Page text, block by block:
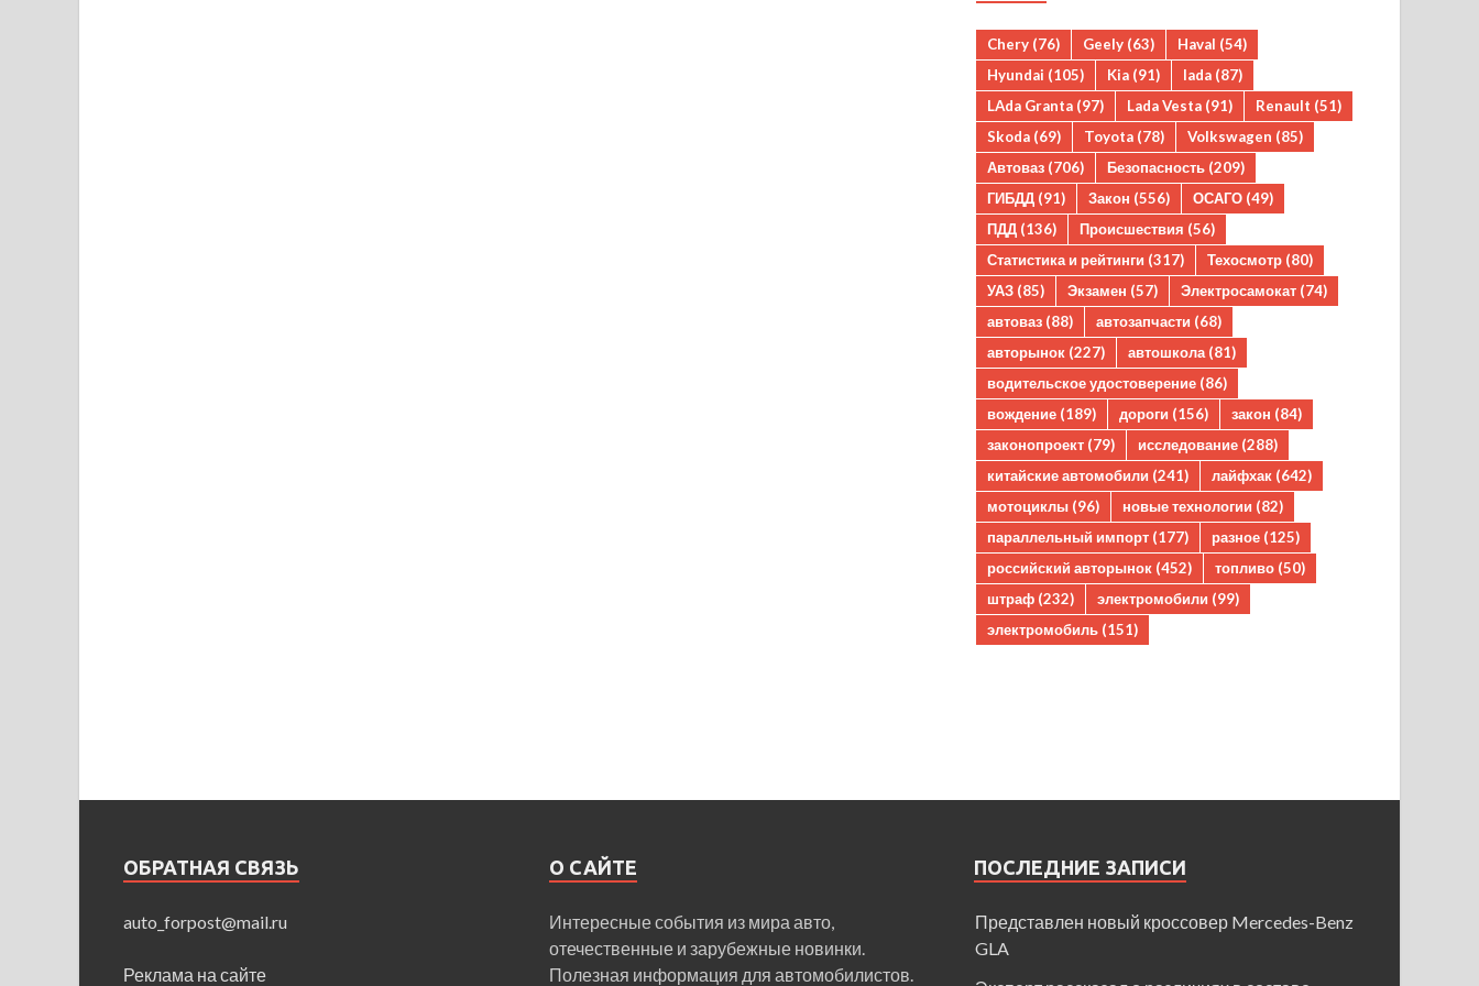
Chery (76) Geely (63) Haval (54)
Hyundai (105) Kia (91) lada (87)
LAda Granta (97) Lada Vesta (91) Renault (51)
Skoda (69) Toyota (78) Volkswagen (85)
Автоваз (706) Безопасность (209)
ГИБДД (91) Закон (556) ОСАГО (49)
ПДД (136) Происшествия (56)
Статистика и рейтинги (317) Техосмотр (80)
УАЗ (85) Экзамен (57) Электросамокат (74)
автоваз (88) автозапчасти (68)
авторынок (227) автошкола (81)
водительское удостоверение (86)
вождение (189) дороги (156) закон (84)
законопроект (79) исследование (288)
китайские автомобили (241) лайфхак (642)
мотоциклы (96) новые технологии (82)
параллельный импорт (177) разное (125)
российский авторынок (452) топливо (50)
штраф (232) электромобили (99)
электромобиль (151)
ОБРАТНАЯ СВЯЗЬ
auto_forpost@mail.ru
Реклама на сайте
О САЙТЕ
Интересные события из мира авто,
отечественные и зарубежные новинки.
Полезная информация для автомобилистов.
ПОСЛЕДНИЕ ЗАПИСИ
Представлен новый кроссовер Mercedes-Benz
GLA